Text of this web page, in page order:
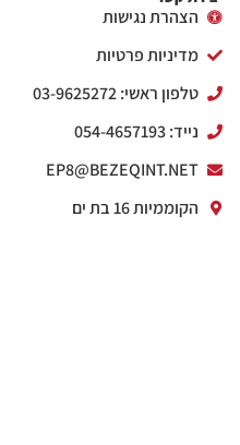
הצהרת נגישות
מדיניות פרטיות
טלפון ראשי: 03-9625272
נייד: 054-4657193
EP8@BEZEQINT.NET
הקוממיות 16 בת ים